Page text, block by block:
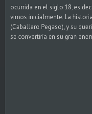
ocurrida en el siglo 18, es
vimos inicialmente. La
(Caballero Pegaso), y su
se convertiría en su gran